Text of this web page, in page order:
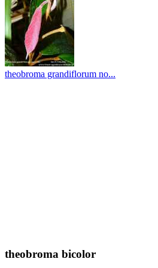
theobroma grandiflorum no...
theobroma bicolor